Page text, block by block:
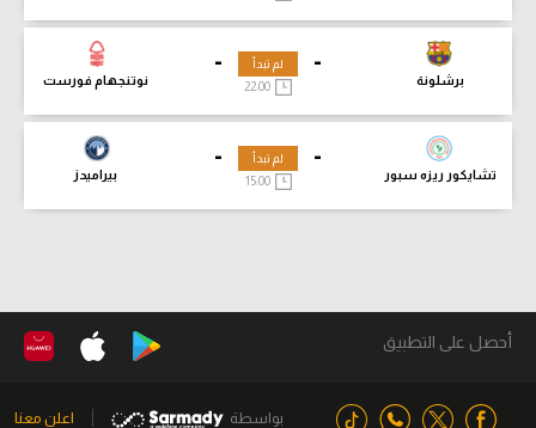
-
برشلونة
-
نوتنجهام فورست
لم تبدأ
-
تشايكور ريزه سبور
-
بيراميدز
لم تبدأ
15:00
أحصل على التطبيق
بواسطة اعلن معنا